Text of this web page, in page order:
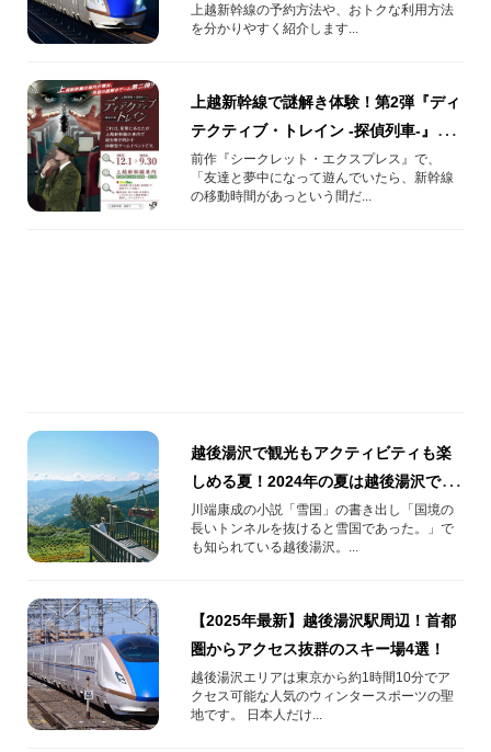
上越新幹線の予約方法や、おトクな利用方法
を分かりやすく紹介します...
上越新幹線で謎解き体験！第2弾『ディ
テクティブ・トレイン -探偵列車-』開
催！
前作『シークレット・エクスプレス』で、
「友達と夢中になって遊んでいたら、新幹線
の移動時間があっという間だ...
越後湯沢で観光もアクティビティも楽
しめる夏！2024年の夏は越後湯沢で思
い出作ろう！
川端康成の小説「雪国」の書き出し「国境の
長いトンネルを抜けると雪国であった。」で
も知られている越後湯沢。...
【2025年最新】越後湯沢駅周辺！首都
圏からアクセス抜群のスキー場4選！
越後湯沢エリアは東京から約1時間10分でア
クセス可能な人気のウィンタースポーツの聖
地です。 日本人だけ...